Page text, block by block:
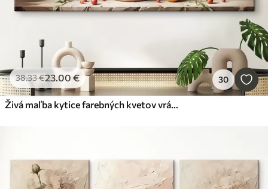
38.33€23.00 € 30
Živá maľba kytice farebných kvetov vrátane červených ruží, žltých narcisov a bielych sedmokrások